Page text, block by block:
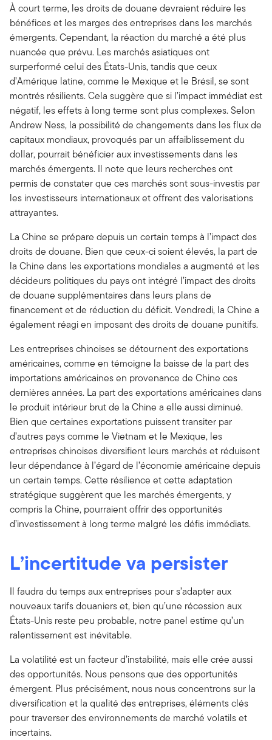
À court terme, les droits de douane devraient réduire les
bénéfices et les marges des entreprises dans les marchés
émergents. Cependant, la réaction du marché a été plus
nuancée que prévu. Les marchés asiatiques ont
surperformé celui des États-Unis, tandis que ceux
d’Amérique latine, comme le Mexique et le Brésil, se sont
montrés résilients. Cela suggère que si l’impact immédiat est
négatif, les effets à long terme sont plus complexes. Selon
Andrew Ness, la possibilité de changements dans les flux de
capitaux mondiaux, provoqués par un affaiblissement du
dollar, pourrait bénéficier aux investissements dans les
marchés émergents. Il note que leurs recherches ont
permis de constater que ces marchés sont sous-investis par
les investisseurs internationaux et offrent des valorisations
attrayantes.
La Chine se prépare depuis un certain temps à l’impact des
droits de douane. Bien que ceux-ci soient élevés, la part de
la Chine dans les exportations mondiales a augmenté et les
décideurs politiques du pays ont intégré l’impact des droits
de douane supplémentaires dans leurs plans de
financement et de réduction du déficit. Vendredi, la Chine a
également réagi en imposant des droits de douane punitifs.
Les entreprises chinoises se détournent des exportations
américaines, comme en témoigne la baisse de la part des
importations américaines en provenance de Chine ces
dernières années. La part des exportations américaines dans
le produit intérieur brut de la Chine a elle aussi diminué.
Bien que certaines exportations puissent transiter par
d’autres pays comme le Vietnam et le Mexique, les
entreprises chinoises diversifient leurs marchés et réduisent
leur dépendance à l’égard de l’économie américaine depuis
un certain temps. Cette résilience et cette adaptation
stratégique suggèrent que les marchés émergents, y
compris la Chine, pourraient offrir des opportunités
d’investissement à long terme malgré les défis immédiats.
L’incertitude va persister
Il faudra du temps aux entreprises pour s’adapter aux
nouveaux tarifs douaniers et, bien qu’une récession aux
États-Unis reste peu probable, notre panel estime qu’un
ralentissement est inévitable.
La volatilité est un facteur d’instabilité, mais elle crée aussi
des opportunités. Nous pensons que des opportunités
émergent. Plus précisément, nous nous concentrons sur la
diversification et la qualité des entreprises, éléments clés
pour traverser des environnements de marché volatils et
incertains.